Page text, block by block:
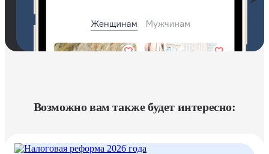
Возможно вам также будет интересно: